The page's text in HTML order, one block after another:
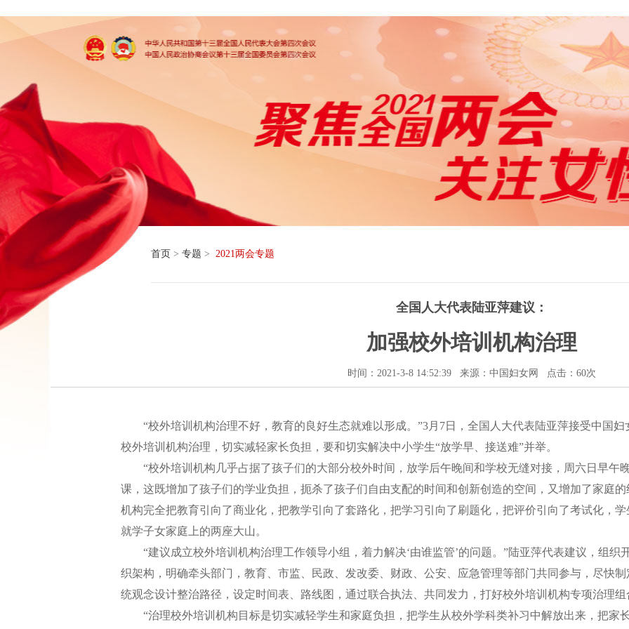
首页 > 专题 > 2021两会专题
全国人大代表陆亚萍建议：
加强校外培训机构治理
时间：2021-3-8 14:52:39 来源：中国妇女网 点击： 60次
“校外培训机构治理不好，教育的良好生态就难以形成。”3月7日，全国人大代表陆亚萍接受中国妇
校外培训机构治理，切实减轻家长负担，要和切实解决中小学生“放学早、接送难”并举。
“校外培训机构几乎占据了孩子们的大部分校外时间，放学后午晚间和学校无缝对接，周六日早午
课，这既增加了孩子们的学业负担，扼杀了孩子们自由支配的时间和创新创造的空间，又增加了家庭
机构完全把教育引向了商业化，把教学引向了套路化，把学习引向了刷题化，把评价引向了考试化，
就学子女家庭上的两座大山。
“建议成立校外培训机构治理工作领导小组，着力解决‘由谁监管’的问题。”陆亚萍代表建议，组织
织架构，明确牵头部门，教育、市监、民政、发改委、财政、公安、应急管理等部门共同参与，尽快
统观念设计整治路径，设定时间表、路线图，通过联合执法、共同发力，打好校外培训机构专项治理组
“治理校外培训机构目标是切实减轻学生和家庭负担，把学生从校外学科类补习中解放出来，把家